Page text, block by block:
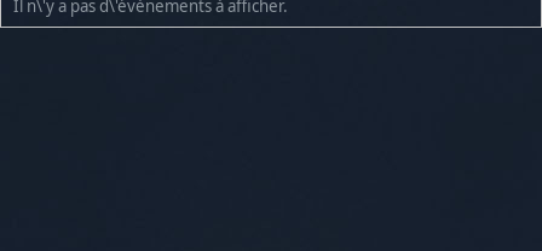
Il n\'y a pas d\'évènements à afficher.